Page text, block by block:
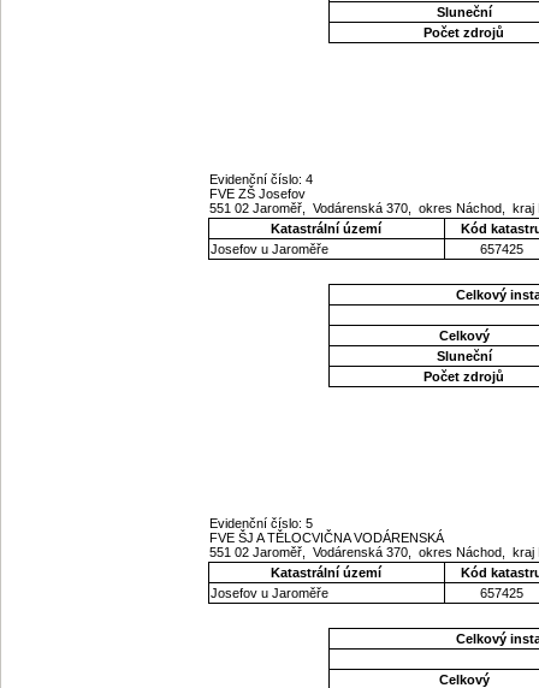
Sluneční
Počet zdrojů
Evidenční číslo: 4
FVE ZŠ Josefov
551 02 Jaroměř, Vodárenská 370, okres Náchod,
Katastrální území
Kód
Josefov u Jaroměře
657425
Celkový
Celkový
Sluneční
Počet zdrojů
Evidenční číslo: 5
FVE ŠJ A TĚLOCVIČNA VODÁRENSKÁ
551 02 Jaroměř, Vodárenská 370, okres Náchod,
Katastrální území
Kód
Josefov u Jaroměře
657425
Celkový
Celkový